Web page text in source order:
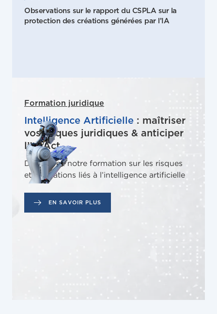
Observations sur le rapport du CSPLA sur la
protection des créations générées par l’IA
Formation juridique
Intelligence Artificielle : maîtriser
vos risques juridiques & anticiper
l’IA Act
Découvrez notre formation sur les risques
et obligations liés à l’intelligence artificielle
EN SAVOIR PLUS